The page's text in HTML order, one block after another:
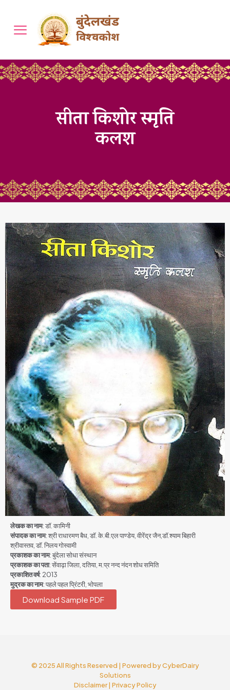
सीता किशोर स्मृति
कलश
लेखक का नाम: डॉ. कामिनी
संपादक का नाम: श्री राधारमण बैध, डॉ. के.बी.एल पाण्डेय, वीरेंद्र जैन,डॉ.श्याम बिहारी
श्रीवास्तव, डॉ. निलय गोस्वामी
प्रकाशक का नाम: बुंदेला सोधा संस्थान
प्रकाशक का पता: सेंवाढ़ा जिला, दतिया, म.प्र नन्द नंदन शोध समिति
प्रकाशित वर्ष: 2013
मुद्रक का नाम: पहले पहल प्रिंटरी, भोपला
Download Sample PDF
© 2025 All Rights Reserved | Powered byCyberDairy
Solutions
Disclaimer| Privacy Policy